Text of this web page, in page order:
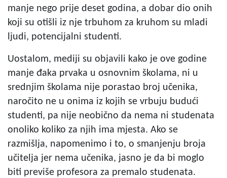
manje nego prije deset godina, a dobar dio onih
koji su otišli iz nje trbuhom za kruhom su mladi
ljudi, potencijalni studenti.
Uostalom, mediji su objavili kako je ove godine
manje đaka prvaka u osnovnim školama, ni u
srednjim školama nije porastao broj učenika,
naročito ne u onima iz kojih se vrbuju budući
studenti, pa nije neobično da nema ni studenata
onoliko koliko za njih ima mjesta. Ako se
razmišlja, napomenimo i to, o smanjenju broja
učitelja jer nema učenika, jasno je da bi moglo
biti previše profesora za premalo studenata.